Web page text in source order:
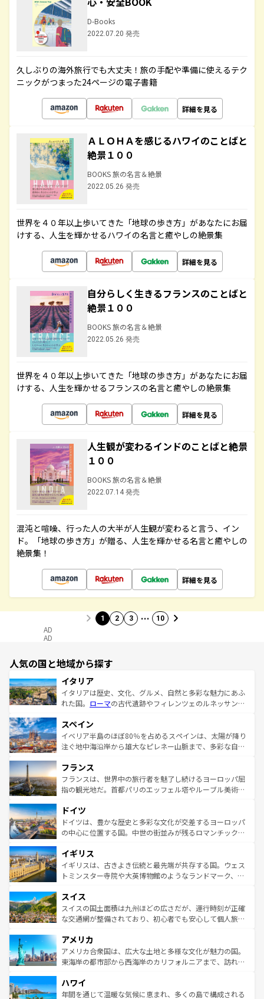
D-Books
2022.07.20 発売
久しぶりの海外旅行でも大丈夫！旅の手配や準備に使えるテク
ニックがつまった24ページの電子書籍
詳細を見る
ＡＬＯＨＡを感じるハワイのことばと
絶景１００
BOOKS 旅の名言＆絶景
2022.05.26 発売
世界を４０年以上歩いてきた「地球の歩き方」があなたにお届
けする、人生を輝かせるハワイの名言と癒やしの絶景集
詳細を見る
自分らしく生きるフランスのことばと
絶景１００
BOOKS 旅の名言＆絶景
2022.05.26 発売
世界を４０年以上歩いてきた「地球の歩き方」があなたにお届
けする、人生を輝かせるフランスの名言と癒やしの絶景集
詳細を見る
人生観が変わるインドのことばと絶景
１００
BOOKS 旅の名言＆絶景
2022.07.14 発売
混沌と喧噪、行った人の大半が人生観が変わると言う、イン
ド。「地球の歩き方」が贈る、人生を輝かせる名言と癒やしの
絶景集！
詳細を見る
1 2 3 … 10
AD
AD
人気の国と地域から探す
イタリア
イタリアは歴史、文化、グルメ、自然と多彩な魅力にあふ
れた国。 ローマの古代遺跡やフィレンツェのルネッサンス
ろん、トスカーナの美しい田園風景やアマルフィ海岸の絶
景など、自然景観も見逃せない。観光の合間には、本場の
ピザやパスタなど、絶品のイタリア料理を堪能することも
ませてくれるイタリアで、忘れられない旅をしてみよう！
なお、新着のイタリア情報はコンテンツ一覧 を参照してほ
しい。
スペイン
イベリア半島のほぼ80％を占めるスペインは、太陽が降り
注ぐ地中海沿岸から雄大なピレネー山脈まで、多彩な自然
文化が根付くこの国では、情熱的なフラメンコ、熱気あふ
れる闘牛、そして美味しいタパスが生活の一部となってい
る。首都マドリードの洗練された雰囲気や、バルセロナの
の城塞都市、穏やかなビーチリゾートまで多彩な表情を見
せる。地方によって風土や気候が異なるスペインはその個
性で訪れる人を魅了する。 なお、新着のスペイン情報はコ
フランス
フランスは、世界中の旅行者を魅了し続けるヨーロッパ屈
指の観光地だ。首都パリのエッフェル塔やルーブル美術館
で、幅広い魅力が詰まっている。華麗な宮殿、歴史的な大
聖堂、美しいビーチ、そして豊かな自然が、訪れる者を心
から魅了する。また、フランスは美食の国としても知ら
いる。シャンパンの発祥地であるランス、プロヴァンスの
香り高いラベンダー畑など、多彩な楽しみ方が可能だ。さ
らに、パリ以外の地域にも魅力が溢れており、どの街角に
れる地方に足を運ぶとそれぞれで全く異なる文化を体験で
きるだろう。 なお、新着のフランス情報はコンテンツ一覧
を参照してほしい。
ドイツ
ドイツは、豊かな歴史と多彩な文化が交差するヨーロッパ
の中心に位置する国。中世の街並みが残るロマンチック街
顔を持つこの国は、どこを歩いても飽きることがない。ベ
ルリンの文化的活気、バイエルン州のアルプスの絶景、そ
してライン川沿いのワイン畑といった風景は必見。ビール
は、お酒好きな人にはぜひ体験してほしい。 なお、新着の
ドイツ情報はコンテンツ一覧を参照してほしい。
イギリス
イギリスは、古きよき伝統と最先端が共存する国。ウェス
トミンスター寺院や大英博物館のようなランドマーク、歴
リアごとに異なる魅力がある。また、優雅なアフタヌーン
ティー、ビール好きにはたまらない英国パブ、サッカー観
戦など、本場だからこそできる体験も豊富。イギリスを旅
ンツ一覧を参照してほしい。
スイス
スイスの国土面積は九州ほどの広さだが、運行時刻が正確
な交通網が整備されており、初心者でも安心して個人旅行
の建物がそのまま残る町や、スイスならではのユニークな
博物館もあり、アルプス観光だけでなく町歩きも満喫する
ことができる。国民の所得が高いため物価も高いが、旅行
ば市内交通費無料で観光を楽しむこともできる。 なお、新
着のスイス情報はコンテンツ一覧 を参照してほしい。
アメリカ
アメリカ合衆国は、広大な土地と多様な文化が魅力の国。
東海岸の都市部から西海岸のカリフォルニアまで、訪れる
のような巨大都市は、観光、ショッピング、エンターテイ
ンメントが詰まった刺激的なスポットだ。一方、アメリカ
ハワイ
年間を通じて温暖な気候に恵まれ、多くの島で構成される